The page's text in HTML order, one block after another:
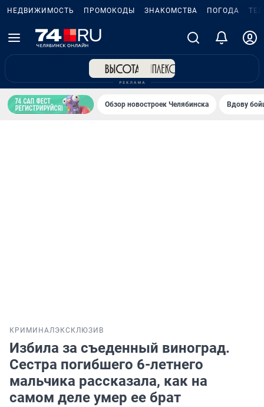
НЕДВИЖИМОСТЬ ПРОМОКОДЫ ЗНАКОМСТВА ПОГОДА
Обзор новостроек Челябинска Вдову
КРИМИНАЛ ЭКСКЛЮЗИВ
Избила за съеденный виноград.
Сестра погибшего 6-летнего
мальчика рассказала, как на
самом деле умер ее брат